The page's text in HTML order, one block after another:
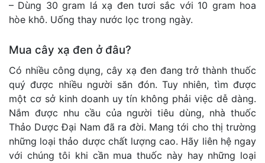
– Dùng 30 gram lá xạ đen tươi sắc với 10 gram hoa
hòe khô. Uống thay nước lọc trong ngày.
Mua cây xạ đen ở đâu?
Có nhiều công dụng, cây xạ đen đang trở thành thuốc
quý được nhiều người săn đón. Tuy nhiên, tìm được
một cơ sở kinh doanh uy tín không phải việc dễ dàng.
Nắm được nhu cầu của người tiêu dùng, nhà thuốc
Thảo Dược Đại Nam đã ra đời. Mang tới cho thị trường
những loại thảo dược chất lượng cao. Hãy liên hệ ngay
với chúng tôi khi cần mua thuốc này hay những loại